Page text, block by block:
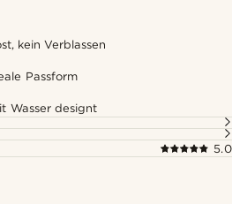
kein Verblassen
Passform
Wasser designt
5.0